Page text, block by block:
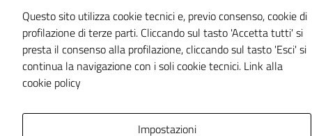
Questo sito utilizza cookie tecnici e, previo consenso, cookie di
profilazione di terze parti. Cliccando sul tasto 'Accetta tutti' si
presta il consenso alla profilazione, cliccando sul tasto 'Esci' si
continua la navigazione con i soli cookie tecnici. Link alla
cookie policy
Impostazioni